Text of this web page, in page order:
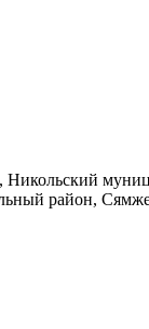
Никольский
район,